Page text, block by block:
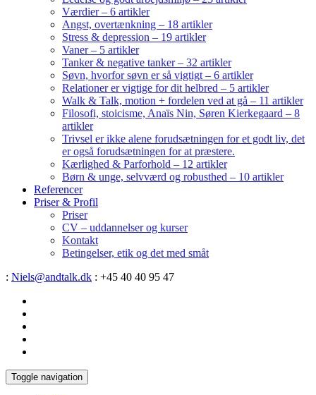
Værdier – 6 artikler
Angst, overtænkning – 18 artikler
Stress & depression – 19 artikler
Vaner – 5 artikler
Tanker & negative tanker – 32 artikler
Søvn, hvorfor søvn er så vigtigt – 6 artikler
Relationer er vigtige for dit helbred – 5 artikler
Walk & Talk, motion + fordelen ved at gå – 11 artikler
Filosofi, stoicisme, Anaïs Nin, Søren Kierkegaard – 8
artikler
Trivsel er ikke alene forudsætningen for et godt liv, det
er også forudsætningen for at præstere.
Kærlighed & Parforhold – 12 artikler
Børn & unge, selvværd og robusthed – 10 artikler
Referencer
Priser & Profil
Priser
CV – uddannelser og kurser
Kontakt
Betingelser, etik og det med småt
: Niels@andtalk.dk : +45 40 40 95 47
Toggle navigation